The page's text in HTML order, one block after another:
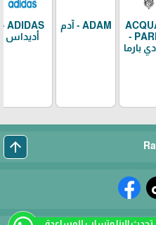
PARMA -
بارما
ADAM - آدم
ADIDAS -
أديداس
arrow_upward